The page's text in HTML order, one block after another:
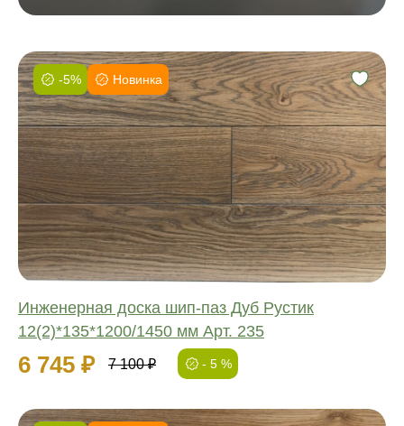
-5% Новинка
Инженерная доска шип-паз Дуб Рустик
12(2)*135*1200/1450 мм Арт. 235
6 745 ₽ 7 100 ₽ - 5 %
Фаска:
Соединение:
Обработка:
Длина:
Ширина:
Толщина: